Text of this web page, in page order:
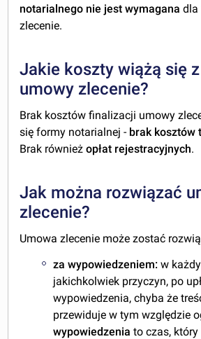
notarialnego nie jest wymaganadla
zlecenie.
Jakie koszty wiążą się
umowy zlecenie?
Brak kosztów finalizacji umowy
się formy notarialnej - brak kosztów
Brak równieżopłat rejestracyjnych.
Jak można rozwiązać
zlecenie?
Umowa zlecenie może zostać
za wypowiedzeniem: w
jakichkolwiek przyczyn, po
wypowiedzenia, chyba że
przewiduje w tym względzie
wypowiedzenia to czas, który